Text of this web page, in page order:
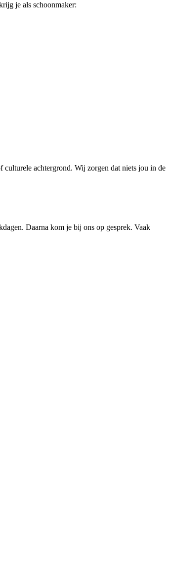
je als schoonmaker:
achtergrond. Wij zorgen dat niets jou in de
Daarna kom je bij ons op gesprek. Vaak